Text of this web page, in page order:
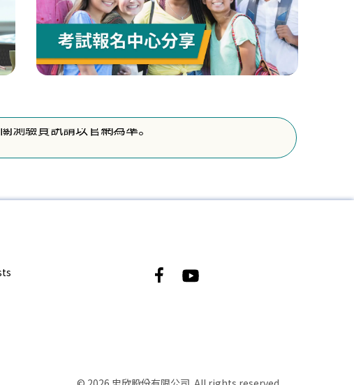
測驗資訊請以官網為準。
測驗資訊請以官網為準。